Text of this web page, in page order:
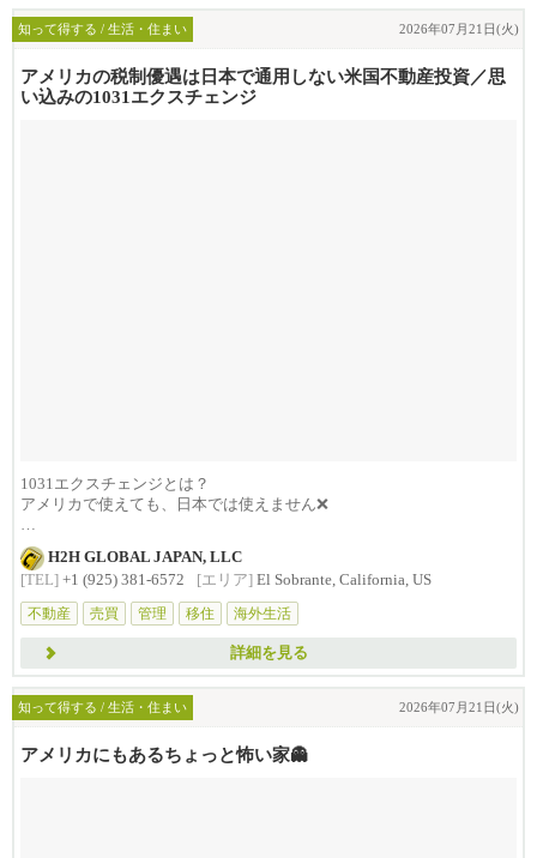
知って得する / 生活・住まい 2026年07月21日(火)
アメリカの税制優遇は日本で通用しない米国不動産投資／思
い込みの1031エクスチェンジ
1031エクスチェンジとは？
アメリカで使えても、日本では使えません❌
アメリカ不動産投資を日本から...
H2H GLOBAL JAPAN, LLC
[TEL] +1 (925) 381-6572 [エリア] El Sobrante, California, US
不動産
売買 管理 移住 海外生活
詳細を見る
知って得する / 生活・住まい 2026年07月21日(火)
アメリカにもあるちょっと怖い家👻